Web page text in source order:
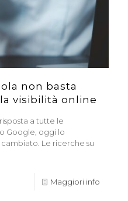
non basta
visibilità online
a tutte le
Google, oggi lo
Le ricerche su
Maggiori info